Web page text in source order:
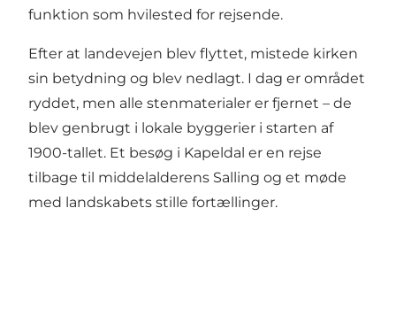
funktion som hvilested for rejsende.
Efter at landevejen blev flyttet, mistede kirken
sin betydning og blev nedlagt. I dag er området
ryddet, men alle stenmaterialer er fjernet – de
blev genbrugt i lokale byggerier i starten af
1900-tallet. Et besøg i Kapeldal er en rejse
tilbage til middelalderens Salling og et møde
med landskabets stille fortællinger.